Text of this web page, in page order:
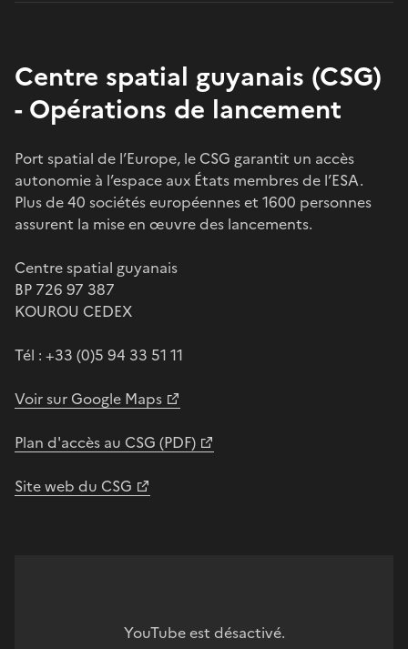
Centre spatial guyanais (CSG)
- Opérations de lancement
Port spatial de l’Europe, le CSG garantit un accès
autonomie à l’espace aux États membres de l’ESA.
Plus de 40 sociétés européennes et 1600 personnes
assurent la mise en œuvre des lancements.
Centre spatial guyanais
BP 726 97 387
KOUROU CEDEX
Tél : +33 (0)5 94 33 51 11
Voir sur Google Maps
Plan d'accès au CSG (PDF)
Site web du CSG
YouTube est désactivé.